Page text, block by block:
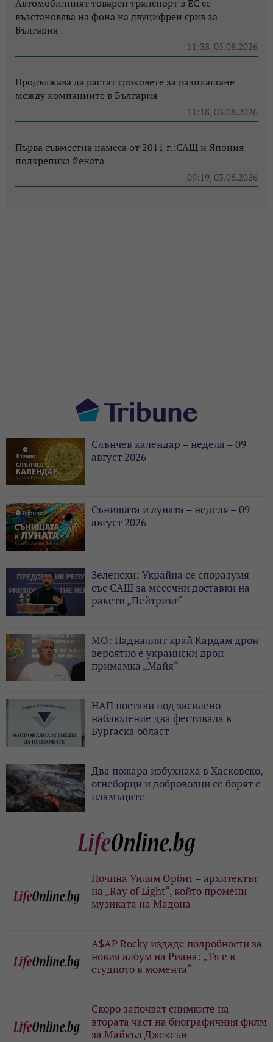
Автомобилният товарен транспорт в ЕС се
възстановява на фона на двуцифрен срив за
България
11:38, 05.08.2026
Продължава да растат сроковете за разплащане
между компаниите в България
11:18, 03.08.2026
Първа съвместна намеса от 2011 г.:САЩ и Япония
подкрепиха йената
09:19, 03.08.2026
Слънчев календар – неделя – 09
август 2026
Сънищата и луната – неделя – 09
август 2026
Зеленски: Украйна се споразумя
със САЩ за месечни доставки на
ракети „Пейтриът“
МО: Падналият край Кардам дрон
вероятно е украински дрон-
примамка „Майя“
НАП постави под засилено
наблюдение два фестивала в
Бургаска област
Два пожара избухнаха в Хасковско,
огнеборци и доброволци се борят с
пламъците
Почина Уилям Орбит – архитектът
на „Ray of Light“, който промени
музиката на Мадона
A$AP Rocky издаде подробности за
новия албум на Риана: „Тя е в
студиото в момента“
Скоро започват снимките на
втората част на биографичния филм
за Майкъл Джексън